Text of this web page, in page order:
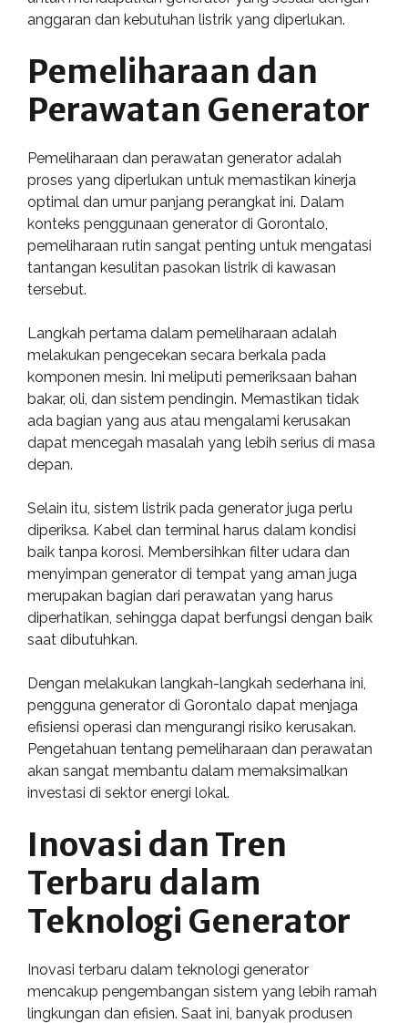
anggaran dan kebutuhan listrik yang diperlukan.
Pemeliharaan dan
Perawatan Generator
Pemeliharaan dan perawatan generator adalah
proses yang diperlukan untuk memastikan kinerja
optimal dan umur panjang perangkat ini. Dalam
konteks penggunaan generator di Gorontalo,
pemeliharaan rutin sangat penting untuk mengatasi
tantangan kesulitan pasokan listrik di kawasan
tersebut.
Langkah pertama dalam pemeliharaan adalah
melakukan pengecekan secara berkala pada
komponen mesin. Ini meliputi pemeriksaan bahan
bakar, oli, dan sistem pendingin. Memastikan tidak
ada bagian yang aus atau mengalami kerusakan
dapat mencegah masalah yang lebih serius di masa
depan.
Selain itu, sistem listrik pada generator juga perlu
diperiksa. Kabel dan terminal harus dalam kondisi
baik tanpa korosi. Membersihkan filter udara dan
menyimpan generator di tempat yang aman juga
merupakan bagian dari perawatan yang harus
diperhatikan, sehingga dapat berfungsi dengan baik
saat dibutuhkan.
Dengan melakukan langkah-langkah sederhana ini,
pengguna generator di Gorontalo dapat menjaga
efisiensi operasi dan mengurangi risiko kerusakan.
Pengetahuan tentang pemeliharaan dan perawatan
akan sangat membantu dalam memaksimalkan
investasi di sektor energi lokal.
Inovasi dan Tren
Terbaru dalam
Teknologi Generator
Inovasi terbaru dalam teknologi generator
mencakup pengembangan sistem yang lebih ramah
lingkungan dan efisien. Saat ini, banyak produsen